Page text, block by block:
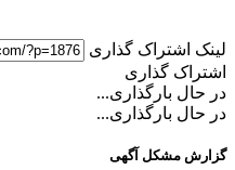
لینک اشتراک گذاری
اشتراک گذاری
در حال بارگذاری...
در حال بارگذاری...
گزارش مشکل آگهی